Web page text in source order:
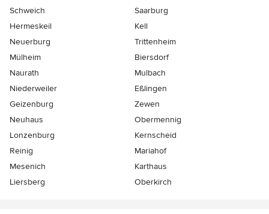
Schweich
Saarburg
Hermeskeil
Kell
Neuerburg
Trittenheim
Mülheim
Biersdorf
Naurath
Mulbach
Niederweiler
Eßlingen
Geizenburg
Zewen
Neuhaus
Obermennig
Lonzenburg
Kernscheid
Reinig
Mariahof
Mesenich
Karthaus
Liersberg
Oberkirch